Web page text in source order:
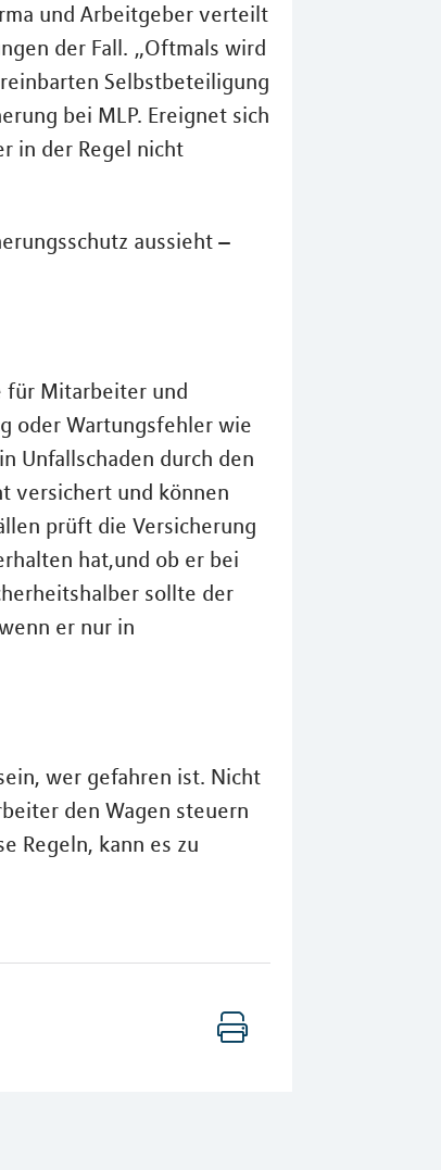
und Arbeitgeber verteilt
der Fall. „Oftmals wird
Selbstbeteiligung
bei MLP. Ereignet sich
in der Regel nicht
aussieht –
für Mitarbeiter und
oder Wartungsfehler wie
Unfallschaden durch den
versichert und können
prüft die Versicherung
hat,und ob er bei
sollte der
er nur in
wer gefahren ist. Nicht
den Wagen steuern
Regeln, kann es zu